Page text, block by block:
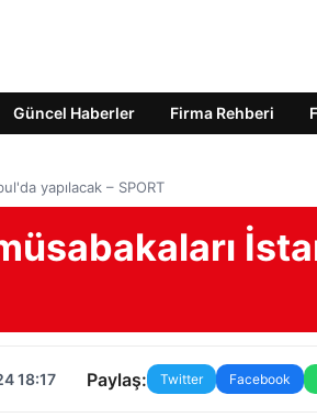
Güncel Haberler Firma Rehberi
yapılacak – SPORT
18:17 Paylaş: Twitter Facebook